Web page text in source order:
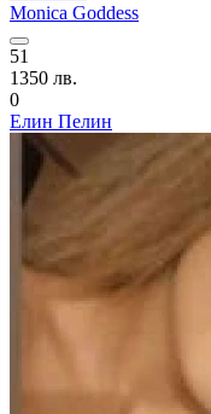
Monica Goddess
51
1350 лв.
0
Елин Пелин